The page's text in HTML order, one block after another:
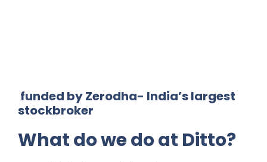
funded by Zerodha- India’s largest
stockbroker
What do we do at Ditto?